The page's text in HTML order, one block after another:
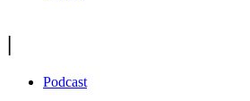
|
Podcast